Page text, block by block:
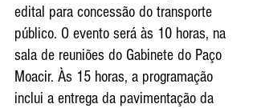
edital para concessão do transporte
público. O evento será às 10 horas, na
sala de reuniões do Gabinete do Paço
Moacir. Às 15 horas, a programação
inclui a entrega da pavimentação da